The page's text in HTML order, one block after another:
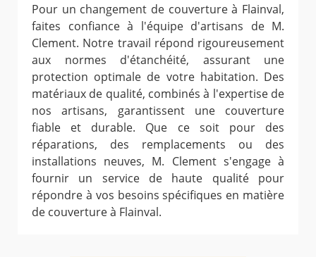
Pour un changement de couverture à Flainval,
faites confiance à l'équipe d'artisans de M.
Clement. Notre travail répond rigoureusement
aux normes d'étanchéité, assurant une
protection optimale de votre habitation. Des
matériaux de qualité, combinés à l'expertise de
nos artisans, garantissent une couverture
fiable et durable. Que ce soit pour des
réparations, des remplacements ou des
installations neuves, M. Clement s'engage à
fournir un service de haute qualité pour
répondre à vos besoins spécifiques en matière
de couverture à Flainval.